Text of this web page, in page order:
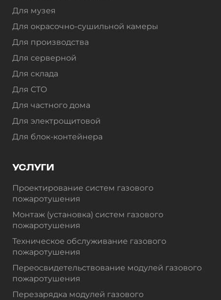
Для музея
Для окрасочно-сушильной камеры
Для производства
Для серверной
Для склада
Для СТО
Для частного дома
Для электрощитовой
Для блок-контейнера
УСЛУГИ
Проектирование систем газового
пожаротушения
Монтаж (установка) систем газового
пожаротушения
Техническое обслуживание газового
пожаротушения
Переосвидетельствование модулей газового
пожаротушения
Перезарядка модулей газового